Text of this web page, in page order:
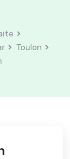
Toulon